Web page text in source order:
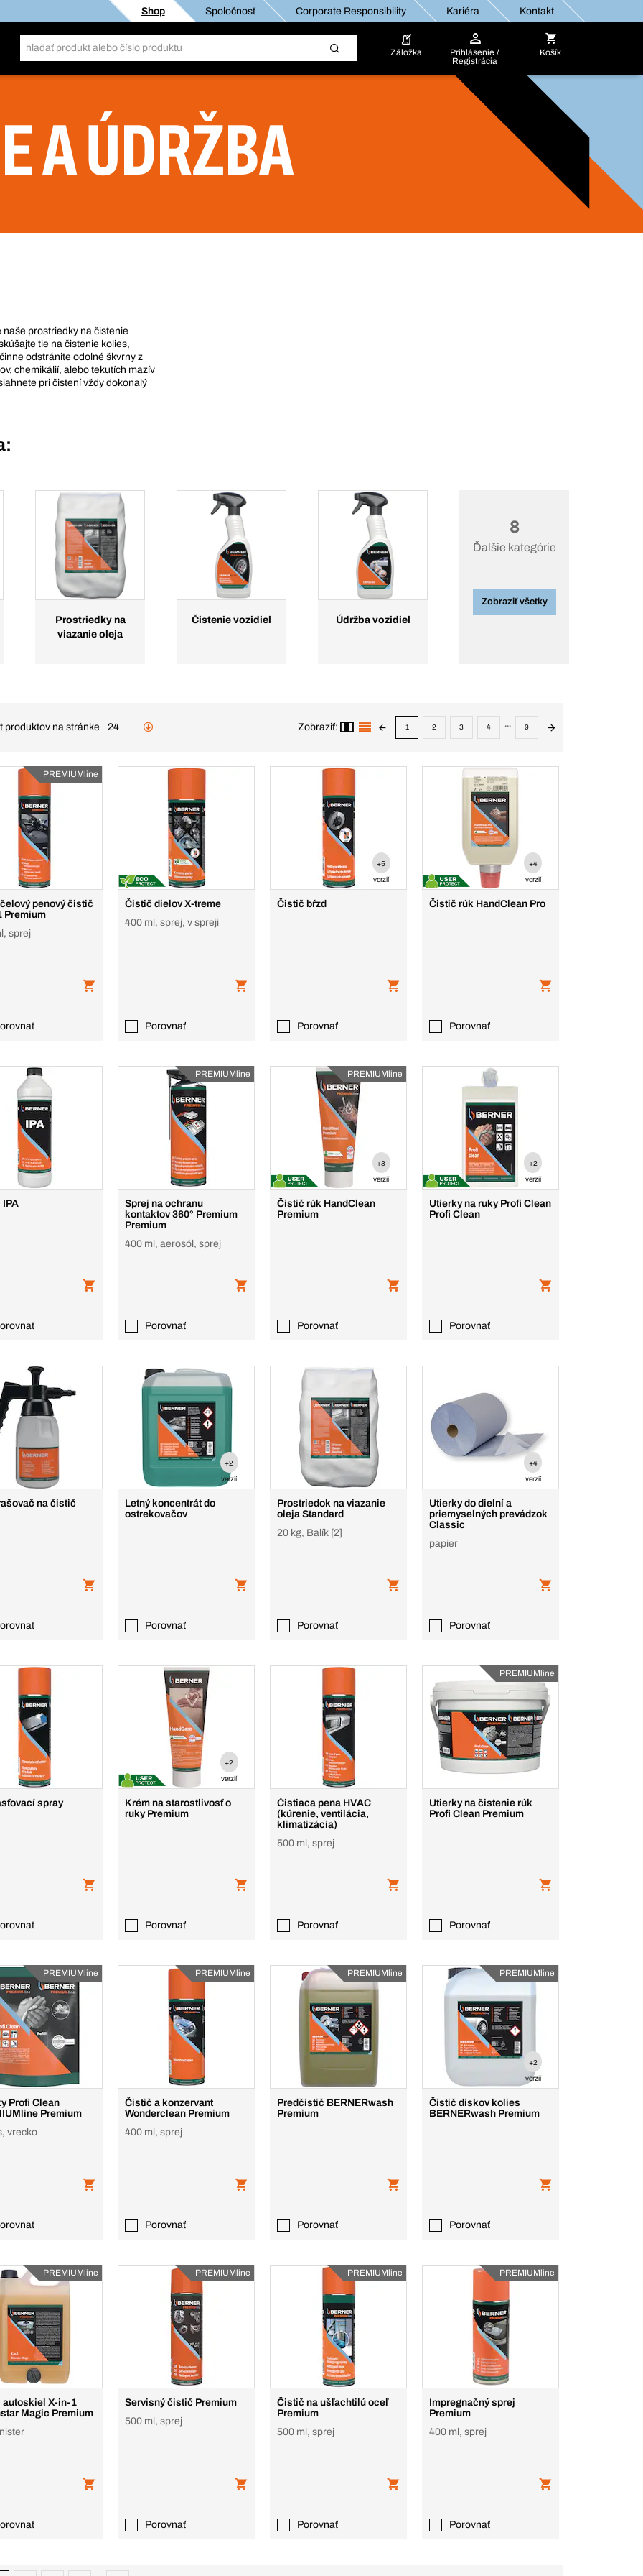
Shop Spoločnosť Corporate Responsibility Kariéra Kontakt
Záložka
Prihlásenie /
Registrácia
Košík
A ÚDRŽBA
prostriedky na čistenie
tie na čistenie kolies,
odstránite odolné škvrny z
chemikálií, alebo tekutích mazív
pri čistení vždy dokonalý
Prostriedky na
viazanie oleja
Čistenie vozidiel Údržba vozidiel
8
Ďalšie kategórie
Zobraziť všetky
produktov na stránke 24 Zobraziť: 1 2 3 4 ... 9
PREMIUMline
penový čistič
Premium
sprej
Čistič dielov X-treme
400 ml, sprej, v spreji
Porovnať
+5
verzií
Čistič bŕzd
Porovnať
+4
verzií
Čistič rúk HandClean Pro
Porovnať
PREMIUMline
Sprej na ochranu
kontaktov 360° Premium
Premium
400 ml, aerosól, sprej
Porovnať
PREMIUMline
+3
verzií
Čistič rúk HandClean
Premium
Porovnať
+2
verzií
Utierky na ruky Profi Clean
Profi Clean
Porovnať
na čistič
+2
verzií
Letný koncentrát do
ostrekovačov
Porovnať
Prostriedok na viazanie
oleja Standard
20 kg, Balík [2]
Porovnať
+4
verzií
Utierky do dielní a
priemyselných prevádzok
Classic
papier
Porovnať
spray
+2
verzií
Krém na starostlivosť o
ruky Premium
Porovnať
Čistiaca pena HVAC
(kúrenie, ventilácia,
klimatizácia)
500 ml, sprej
Porovnať
PREMIUMline
Utierky na čistenie rúk
Profi Clean Premium
Porovnať
PREMIUMline
Profi Clean
Premium
vrecko
PREMIUMline
Čistič a konzervant
Wonderclean Premium
400 ml, sprej
Porovnať
PREMIUMline
Predčistič BERNERwash
Premium
Porovnať
PREMIUMline
+2
verzií
Čistič diskov kolies
BERNERwash Premium
Porovnať
PREMIUMline
autoskiel X-in-1
Magic Premium
PREMIUMline
Servisný čistič Premium
500 ml, sprej
Porovnať
PREMIUMline
Čistič na ušľachtilú oceľ
Premium
500 ml, sprej
Porovnať
PREMIUMline
Impregnačný sprej
Premium
400 ml, sprej
Porovnať